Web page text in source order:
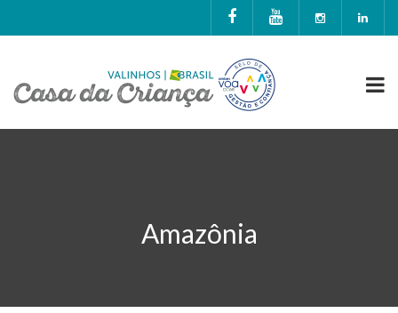
Amazônia